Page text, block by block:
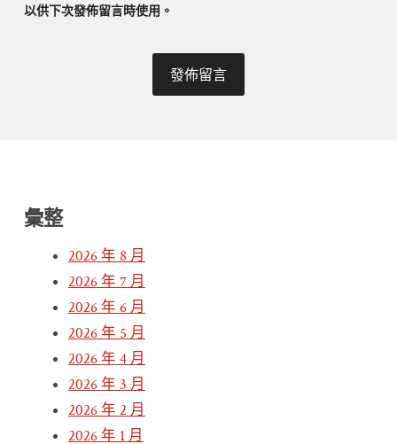
以供下次發佈留言時使用。
彙整
2026 年 8 月
2026 年 7 月
2026 年 6 月
2026 年 5 月
2026 年 4 月
2026 年 3 月
2026 年 2 月
2026 年 1 月